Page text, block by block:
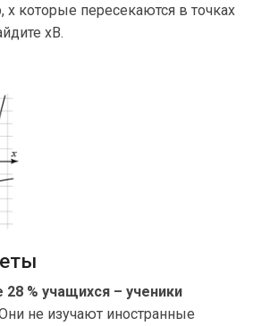
x которые пересекаются в точках
xB.
% учащихся – ученики
не изучают иностранные